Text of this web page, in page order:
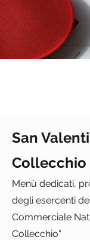
San
Collecchio
Menù dedicati,
degli esercenti
Commerciale
Collecchio"